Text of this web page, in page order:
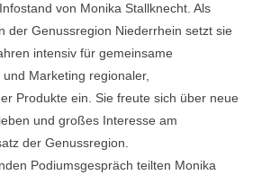
von Monika Stallknecht. Als
der Genussregion Niederrhein setzt sie
intensiv für gemeinsame
Marketing regionaler,
Produkte ein. Sie freute sich über neue
und großes Interesse am
der Genussregion.
Podiumsgespräch teilten Monika